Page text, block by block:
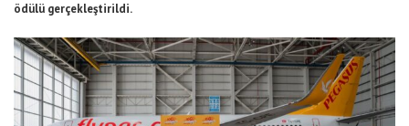
ödülü gerçekleştirildi.